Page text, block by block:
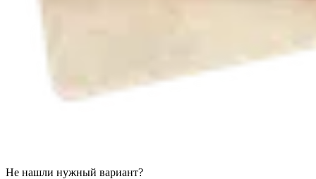
Не нашли нужный вариант?